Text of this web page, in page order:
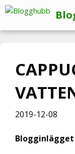
Hoppa
innehåll
2019-12-08